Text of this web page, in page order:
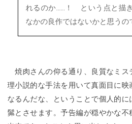
れるのか……！ という点と描
なかの良作ではないかと思うの
焼肉さんの仰る通り、良質なミス
理小説的な手法を用いて真面目に
なるんだな、ということで個人的
髴とさせます。予告編が穏やかな